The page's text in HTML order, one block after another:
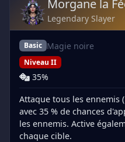
Morgane la
Legendary Slayer
Basic Magie noire
Niveau II
35%
Attaque tous les ennemis
avec 35 % de chances
les ennemis. Active
chaque cible.